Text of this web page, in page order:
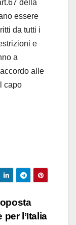
della
essere
da tutti i
e
a
alle
capo
per l’Italia